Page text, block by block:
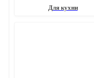
Для кухни